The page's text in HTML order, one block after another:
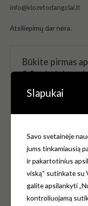
info@klozetodangciai.lt
Atsiliepimų dar nėra.
Būkite pirmas
2.0 tvirtinimo
El. pašto adresas
pažymėti
Jūsų atsiliepimas*
Slapukai
Savo svetainėje
jums tinkamiausią
ir pakartotinius
viską“ sutinkate su
galite apsilankyti
kontroliuojamą